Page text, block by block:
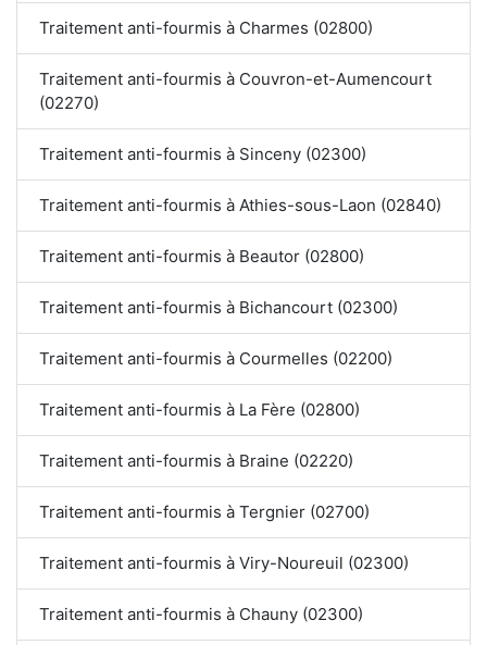
Traitement anti-fourmis à Charmes (02800)
Traitement anti-fourmis à Couvron-et-Aumencourt
(02270)
Traitement anti-fourmis à Sinceny (02300)
Traitement anti-fourmis à Athies-sous-Laon (02840)
Traitement anti-fourmis à Beautor (02800)
Traitement anti-fourmis à Bichancourt (02300)
Traitement anti-fourmis à Courmelles (02200)
Traitement anti-fourmis à La Fère (02800)
Traitement anti-fourmis à Braine (02220)
Traitement anti-fourmis à Tergnier (02700)
Traitement anti-fourmis à Viry-Noureuil (02300)
Traitement anti-fourmis à Chauny (02300)